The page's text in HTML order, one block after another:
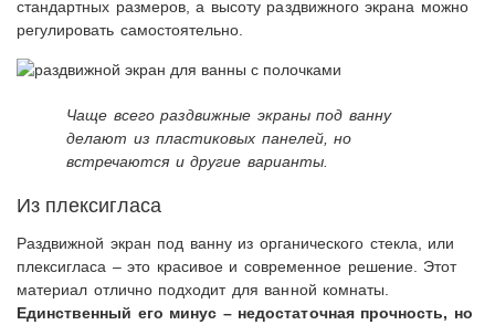
стандартных размеров, а высоту раздвижного экрана можно
регулировать самостоятельно.
Чаще всего раздвижные экраны под ванну
делают из пластиковых панелей, но
встречаются и другие варианты.
Из плексигласа
Раздвижной экран под ванну из органического стекла, или
плексигласа – это красивое и современное решение. Этот
материал отлично подходит для ванной комнаты.
Единственный его минус – недостаточная прочность, но